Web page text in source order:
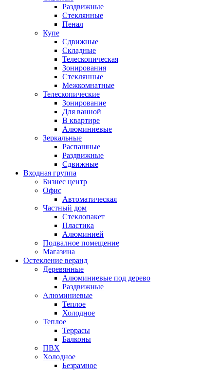
Раздвижные
Стеклянные
Пенал
Купе
Сдвижные
Складные
Телескопическая
Зонирования
Стеклянные
Межкомнатные
Телескопические
Зонирование
Для ванной
В квартире
Алюминиевые
Зеркальные
Распашные
Раздвижные
Сдвижные
Входная группа
Бизнес центр
Офис
Автоматическая
Частный дом
Стеклопакет
Пластика
Алюминией
Подвалное помещение
Магазина
Остекление веранд
Деревянные
Алюминиевые под дерево
Раздвижные
Алюминиевые
Теплое
Холодное
Теплое
Террасы
Балконы
ПВХ
Холодное
Безрамное